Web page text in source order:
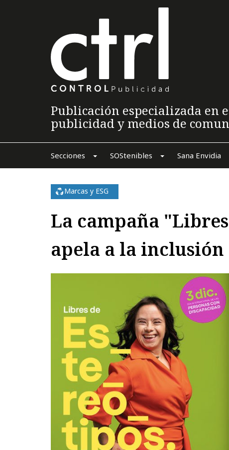
Publicación especializada en
publicidad y medios de
Secciones SOStenibles Sana Envidia
Marcas y ESG
La campaña
apela a la inclusión